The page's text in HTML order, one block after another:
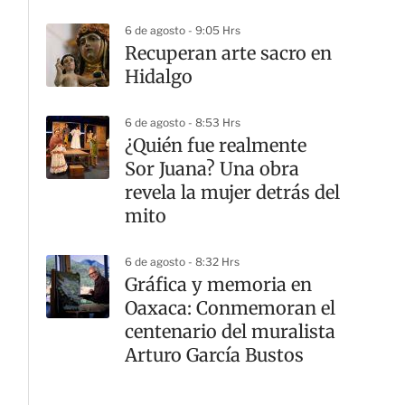
6 de agosto - 9:05 Hrs
Recuperan arte sacro en
Hidalgo
6 de agosto - 8:53 Hrs
¿Quién fue realmente
Sor Juana? Una obra
revela la mujer detrás del
mito
6 de agosto - 8:32 Hrs
Gráfica y memoria en
Oaxaca: Conmemoran el
centenario del muralista
Arturo García Bustos